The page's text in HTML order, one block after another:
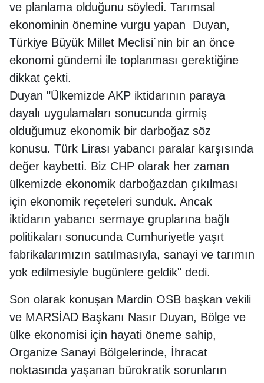
ve planlama olduğunu söyledi. Tarımsal
ekonominin önemine vurgu yapan Duyan,
Türkiye Büyük Millet Meclisi´nin bir an önce
ekonomi gündemi ile toplanması gerektiğine
dikkat çekti.
Duyan "Ülkemizde AKP iktidarının paraya
dayalı uygulamaları sonucunda girmiş
olduğumuz ekonomik bir darboğaz söz
konusu. Türk Lirası yabancı paralar karşısında
değer kaybetti. Biz CHP olarak her zaman
ülkemizde ekonomik darboğazdan çıkılması
için ekonomik reçeteleri sunduk. Ancak
iktidarın yabancı sermaye gruplarına bağlı
politikaları sonucunda Cumhuriyetle yaşıt
fabrikalarımızın satılmasıyla, sanayi ve tarımın
yok edilmesiyle bugünlere geldik" dedi.
Son olarak konuşan Mardin OSB başkan vekili
ve MARSİAD Başkanı Nasır Duyan, Bölge ve
ülke ekonomisi için hayati öneme sahip,
Organize Sanayi Bölgelerinde, İhracat
noktasında yaşanan bürokratik sorunların